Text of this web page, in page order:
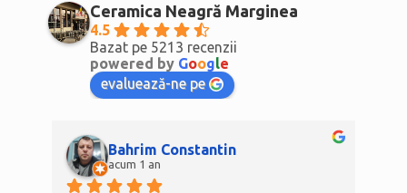
Ceramica Neagră Marginea
4.5
Bazat pe 5213 recenzii
powered by Google
evaluează-ne pe
Bahrim Constantin
acum 1 an